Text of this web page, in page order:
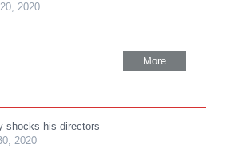
2020
More
shocks his directors
2020